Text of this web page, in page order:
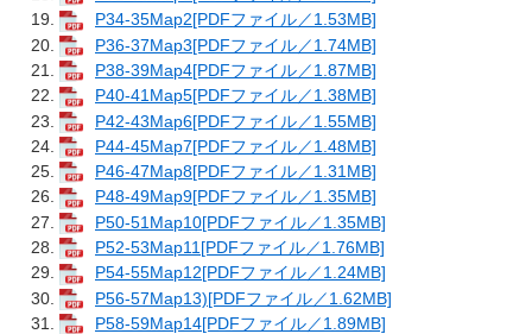
P34-35Map2[PDFファイル／1.53MB]
P36-37Map3[PDFファイル／1.74MB]
P38-39Map4[PDFファイル／1.87MB]
P40-41Map5[PDFファイル／1.38MB]
P42-43Map6[PDFファイル／1.55MB]
P44-45Map7[PDFファイル／1.48MB]
P46-47Map8[PDFファイル／1.31MB]
P48-49Map9[PDFファイル／1.35MB]
P50-51Map10[PDFファイル／1.35MB]
P52-53Map11[PDFファイル／1.76MB]
P54-55Map12[PDFファイル／1.24MB]
P56-57Map13)[PDFファイル／1.62MB]
P58-59Map14[PDFファイル／1.89MB]